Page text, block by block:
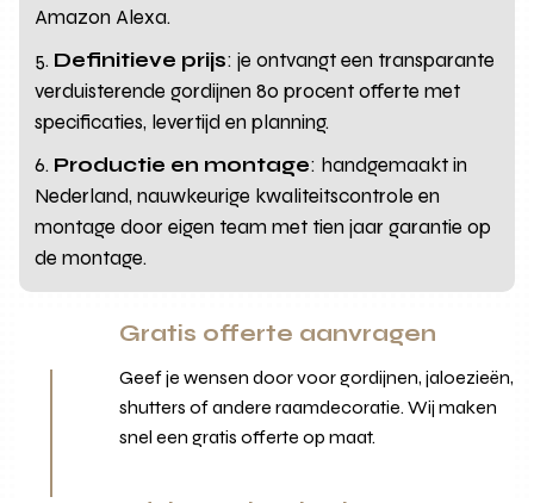
Amazon Alexa.
Definitieve prijs: je ontvangt een transparante
verduisterende gordijnen 80 procent offerte met
specificaties, levertijd en planning.
Productie en montage: handgemaakt in
Nederland, nauwkeurige kwaliteitscontrole en
montage door eigen team met tien jaar garantie op
de montage.
Gratis offerte aanvragen
Geef je wensen door voor gordijnen, jaloezieën,
shutters of andere raamdecoratie. Wij maken
snel een gratis offerte op maat.